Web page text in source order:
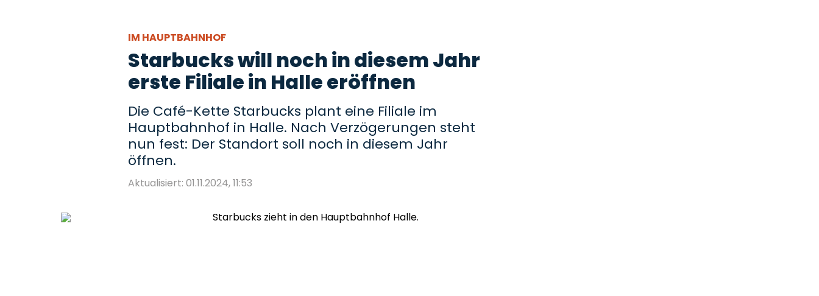
IM HAUPTBAHNHOF
Starbucks will noch in diesem Jahr
erste Filiale in Halle eröffnen
Die Café-Kette Starbucks plant eine Filiale im
Hauptbahnhof in Halle. Nach Verzögerungen steht
nun fest: Der Standort soll noch in diesem Jahr
öffnen.
Aktualisiert: 01.11.2024, 11:53